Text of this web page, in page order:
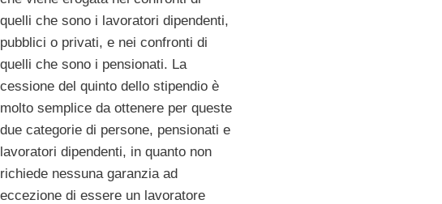
quelli che sono i lavoratori dipendenti,
pubblici o privati, e nei confronti di
quelli che sono i pensionati. La
cessione del quinto dello stipendio è
molto semplice da ottenere per queste
due categorie di persone, pensionati e
lavoratori dipendenti, in quanto non
richiede nessuna garanzia ad
eccezione di essere un lavoratore